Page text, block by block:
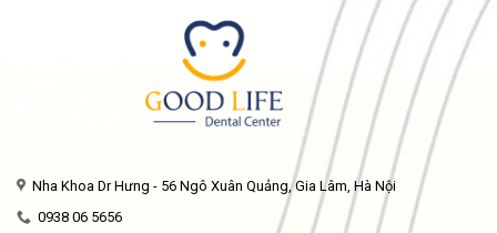
Nha Khoa Dr Hưng - 56 Ngô Xuân Quảng, Gia Lâm, Hà Nội
0938 06 5656